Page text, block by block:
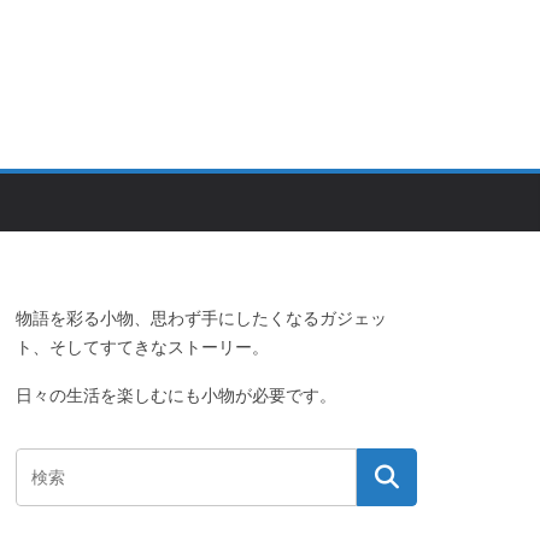
物語を彩る小物、思わず手にしたくなるガジェッ
ト、そしてすてきなストーリー。
日々の生活を楽しむにも小物が必要です。